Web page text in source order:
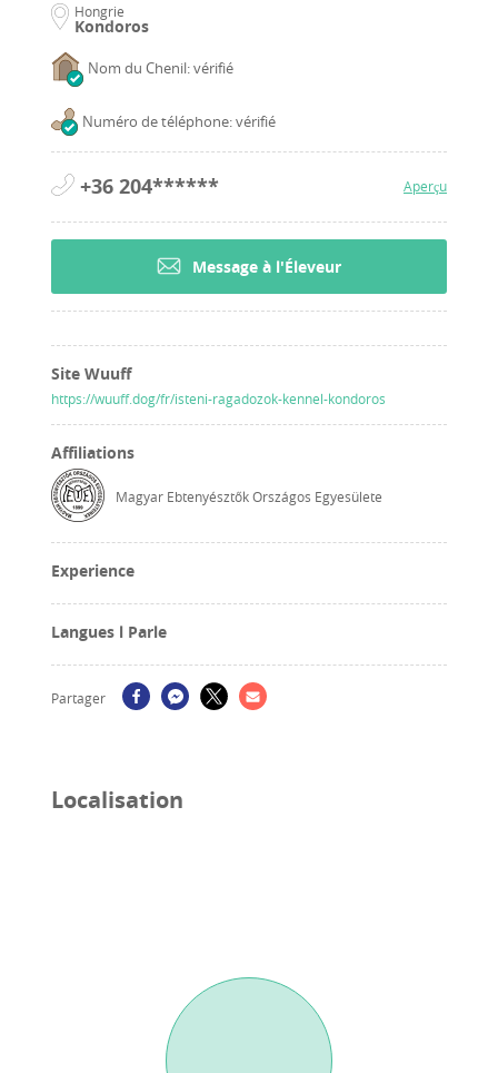
Hongrie
Kondoros
Nom du Chenil: vérifié
Numéro de téléphone: vérifié
+36 204****** Aperçu
Message à l'Éleveur
Site Wuuff
https://wuuff.dog/fr/isteni-ragadozok-kennel-kondoros
Affiliations
Magyar Ebtenyésztők Országos Egyesülete
Experience
Langues l Parle
Partager
Localisation